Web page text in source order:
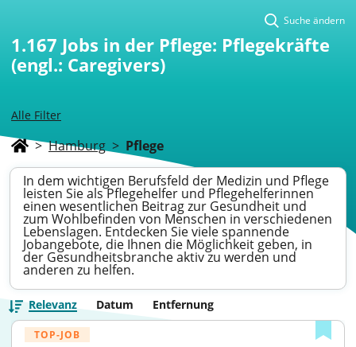
Alle Filter
Suche ändern
1.167 Jobs in der Pflege: Pflegekräfte
(engl.: Caregivers)
> Hamburg > Pflege
In dem wichtigen Berufsfeld der Medizin und Pflege
leisten Sie als Pflegehelfer und Pflegehelferinnen
einen wesentlichen Beitrag zur Gesundheit und
zum Wohlbefinden von Menschen in verschiedenen
Lebenslagen. Entdecken Sie viele spannende
Jobangebote, die Ihnen die Möglichkeit geben, in
der Gesundheitsbranche aktiv zu werden und
anderen zu helfen.
Relevanz Datum Entfernung
TOP-JOB